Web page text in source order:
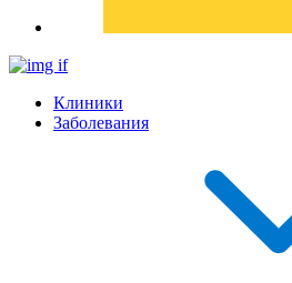
Клиники
Заболевания